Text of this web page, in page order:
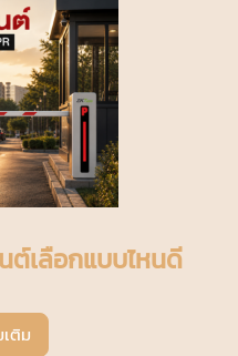
ต์เลือกแบบไหนดี
ติม